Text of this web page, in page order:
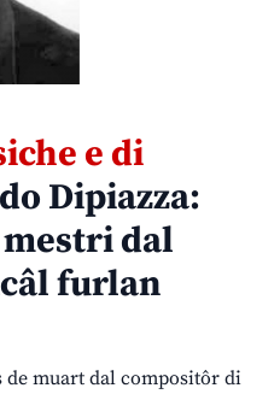
e di
Dipiazza:
dal
furlan
de muart dal compositôr di